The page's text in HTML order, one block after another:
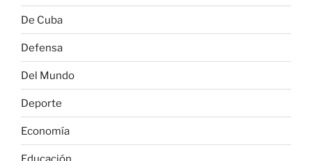
De Cuba
Defensa
Del Mundo
Deporte
Economía